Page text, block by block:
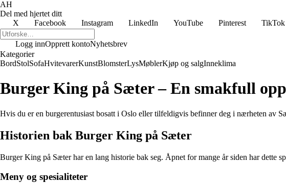
AH
Del med hjertet ditt
X
Facebook Instagram LinkedIn YouTube Pinterest TikTok
Logg innOpprett kontoNyhetsbrev
Kategorier
BordStolSofaHvitevarerKunstBlomsterLysMøblerKjøp og salgInneklima
Burger King på Sæter – En smakfull
Hvis du er en burgerentusiast bosatt i Oslo eller tilfeldigvis befinner deg i nærheten av
Historien bak Burger King på Sæter
Burger King på Sæter har en lang historie bak seg. Åpnet for mange år siden har dette
Meny og spesialiteter